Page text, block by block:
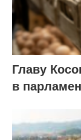
Главу
в